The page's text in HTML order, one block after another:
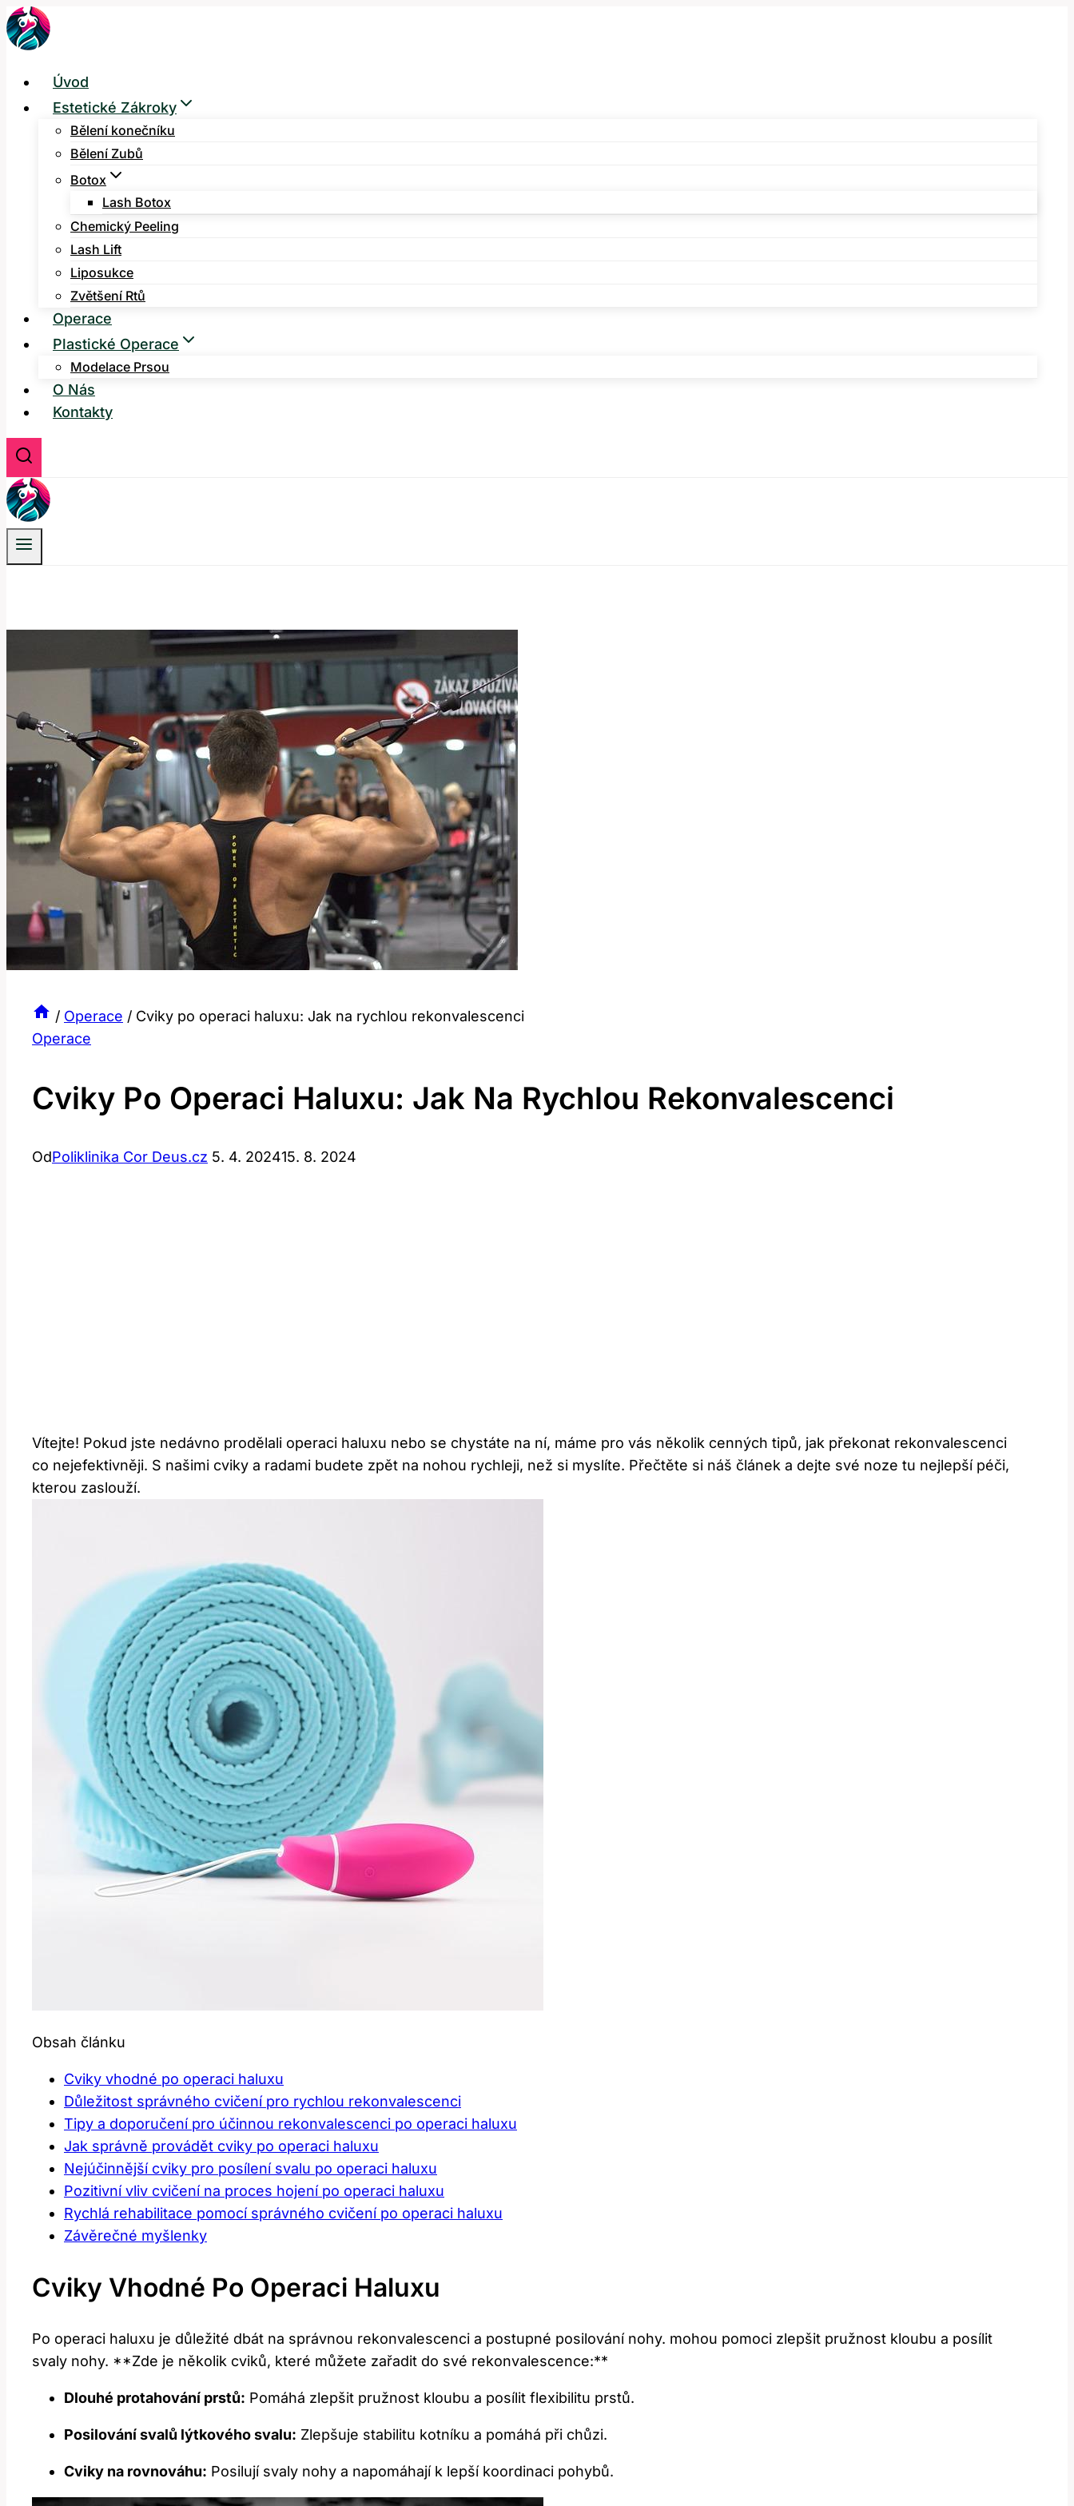
Přeskočit
na
Úvod
Estetické Zákroky
Bělení konečníku
Bělení Zubů
Botox
Lash Botox
Chemický Peeling
Lash Lift
Liposukce
Zvětšení Rtů
Operace
Plastické Operace
Modelace Prsou
O Nás
Kontakty
/ Operace / Cviky po operaci haluxu: Jak na rychlou rekonvalescenci
Operace
Cviky Po Operaci Haluxu: Jak Na Rychlou Rekonvalescenci
OdPoliklinika Cor Deus.cz 5. 4. 202415. 8. 2024
Vítejte! Pokud jste nedávno prodělali operaci haluxu nebo se chystáte na ní, máme pro vás několik cenných tipů, jak překonat rekonvalescenci
co nejefektivněji. S našimi cviky a radami budete zpět na nohou rychleji, než si myslíte. Přečtěte si náš článek a dejte své noze tu nejlepší péči,
kterou zaslouží.
Obsah článku
Cviky vhodné po operaci haluxu
Důležitost správného cvičení pro rychlou rekonvalescenci
Tipy a doporučení pro účinnou rekonvalescenci po operaci haluxu
Jak správně provádět cviky po operaci haluxu
Nejúčinnější cviky pro posílení svalu po operaci haluxu
Pozitivní vliv cvičení na proces hojení po operaci haluxu
Rychlá rehabilitace pomocí správného cvičení po operaci haluxu
Závěrečné myšlenky
Cviky Vhodné Po Operaci Haluxu
Po operaci haluxu je důležité dbát na správnou rekonvalescenci a postupné posilování nohy. mohou pomoci zlepšit pružnost kloubu a posílit
svaly nohy. **Zde je několik cviků, které můžete zařadit do své rekonvalescence:**
Dlouhé protahování prstů: Pomáhá zlepšit pružnost kloubu a posílit flexibilitu prstů.
Posilování svalů lýtkového svalu: Zlepšuje stabilitu kotníku a pomáhá při chůzi.
Cviky na rovnováhu: Posilují svaly nohy a napomáhají k lepší koordinaci pohybů.